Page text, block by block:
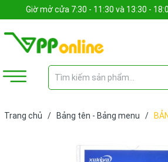
Giờ mở cửa 7:30 - 11:30 và 13:30 -
Trang chủ / Bảng tên - Bảng menu /